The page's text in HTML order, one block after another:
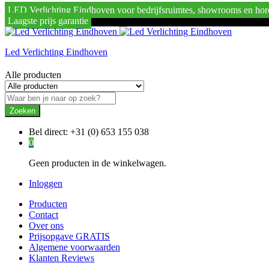
LED Verlichting Eindhoven voor bedrijfsruimtes, showrooms en
Laagste prijs garantie
Led Verlichting Eindhoven
Alle producten
Zoeken
Bel direct: +31 (0) 653 155 038
0
Geen producten in de winkelwagen.
Inloggen
Producten
Contact
Over ons
Prijsopgave GRATIS
Algemene voorwaarden
Klanten Reviews